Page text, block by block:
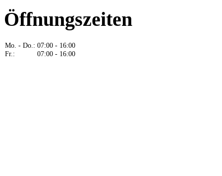
Öffnungszeiten
Mo. - Do.:
Fr.:
07:00 - 16:00
07:00 - 16:00